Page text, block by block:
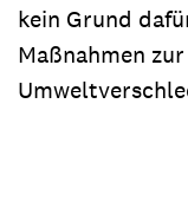
kein Grund
Maßnahmen